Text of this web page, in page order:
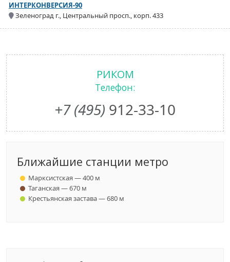
ИНТЕРКОНВЕРСИЯ-90
Зеленоград г., Центральный просп., корп. 433
РИКОМ
Телефон:
+7 (495) 912-33-10
Ближайшие станции метро
Марксистская — 400 м
Таганская — 670 м
Крестьянская застава — 680 м